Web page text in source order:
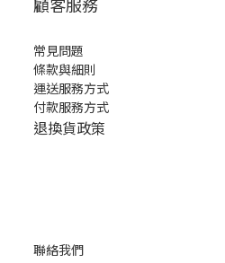
顧客服務
常見問題
條款與細則
運送服務方式
付款服務方式
退換貨政策
聯絡我們